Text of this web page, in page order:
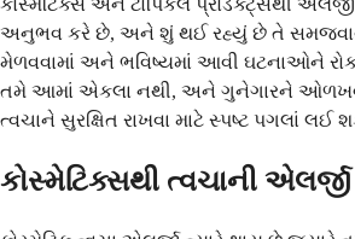
કોસ્મેટિક્સ અને ટોપિકલ પ્રોડક્ટ્સથી
અનુભવ કરે છે, અને શું થઈ રહ્યું છે તે
મેળવવામાં અને ભવિષ્યમાં આવી ઘટનાઓને
તમે આમાં એકલા નથી, અને ગુનેગારને
ત્વચાને સુરક્ષિત રાખવા માટે સ્પષ્ટ પગલાં લઈ
કોસ્મેટિક્સથી ત્વચાની